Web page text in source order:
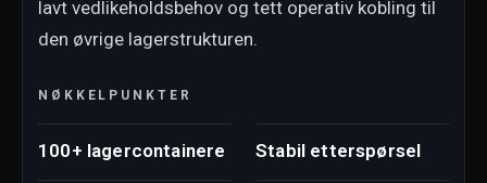
lavt vedlikeholdsbehov og tett operativ kobling til
den øvrige lagerstrukturen.
NØKKELPUNKTER
100+ lagercontainere Stabil etterspørsel